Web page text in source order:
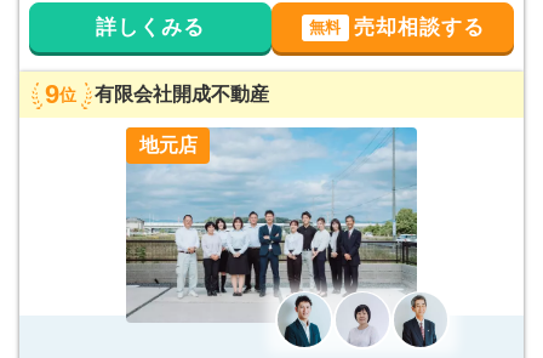
詳しくみる 無料 売却相談する
9位 有限会社開成不動産
地元店